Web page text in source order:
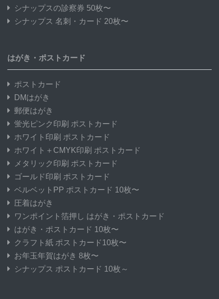
シナップスの診察券 50枚〜
シナップス 名刺・カード 20枚〜
はがき・ポストカード
ポストカード
DMはがき
郵便はがき
蛍光ピンク印刷 ポストカード
ホワイト印刷 ポストカード
ホワイト＋CMYK印刷 ポストカード
メタリック印刷 ポストカード
ゴールド印刷 ポストカード
ベルベットPP ポストカード 10枚〜
圧着はがき
ワンポイント箔押し はがき・ポストカード
はがき・ポストカード 10枚〜
クラフト紙 ポストカード10枚〜
お年玉年賀はがき 8枚〜
シナップス ポストカード 10枚～